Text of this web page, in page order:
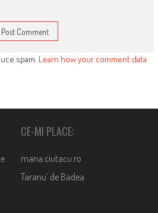
spam. Learn how your comment data
CE-MI PLACE:
mana.ciutacu.ro
Taranu’ de Badea